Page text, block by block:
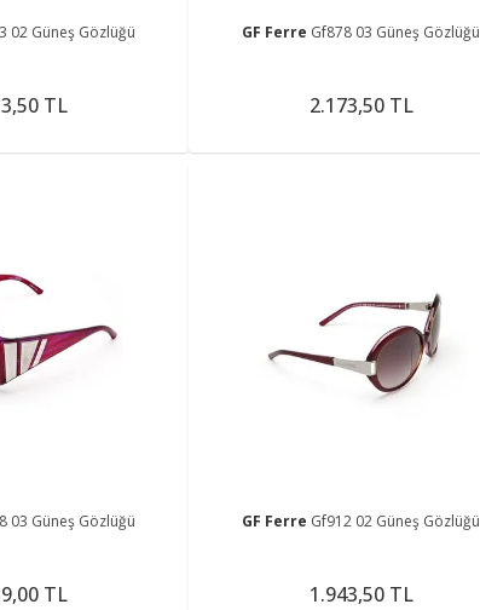
02 Güneş Gözlüğü
TL
GF Ferre Gf878 03 Güneş Gözlüğü
2.173,50 TL
03 Güneş Gözlüğü
TL
GF Ferre Gf912 02 Güneş Gözlüğü
1.943,50 TL